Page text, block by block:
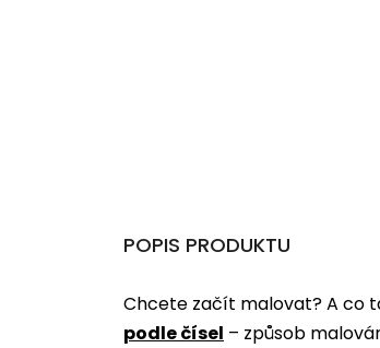
POPIS PRODUKTU
Chcete začít malovat? A co
podle čísel ­­– způsob